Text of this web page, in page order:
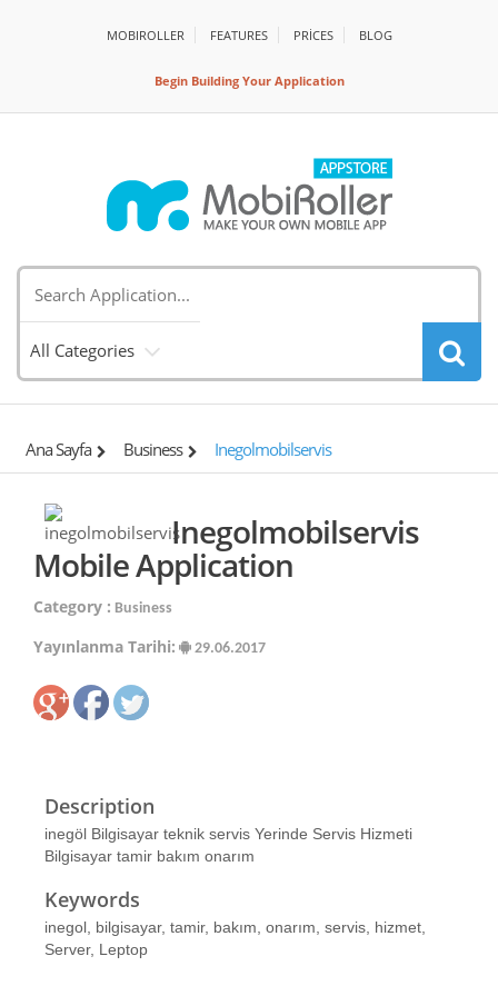
MOBIROLLER FEATURES PRİCES BLOG
Begin Building Your Application
All Categories
Ana Sayfa Business Inegolmobilservis
Inegolmobilservis
Mobile Application
Category : Business
Yayınlanma Tarihi: 29.06.2017
Description
inegöl Bilgisayar teknik servis Yerinde Servis Hizmeti
Bilgisayar tamir bakım onarım
Keywords
inegol, bilgisayar, tamir, bakım, onarım, servis, hizmet,
Server, Leptop